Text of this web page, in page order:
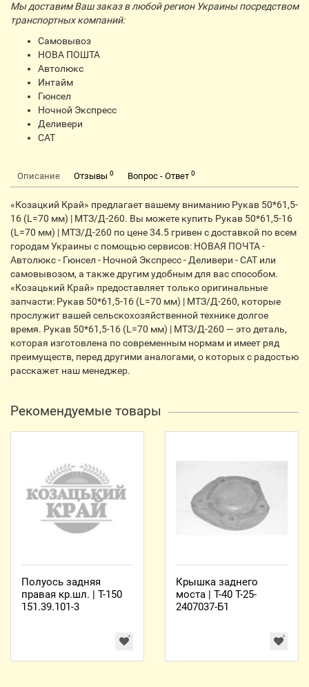
Мы доставим Ваш заказ в любой регион Украины посредством
транспортных компаний:
Самовывоз
НОВА ПОШТА
Автолюкс
Интайм
Гюнсел
Ночной Экспресс
Деливери
CАТ
Описание Отзывы 0 Вопрос - Ответ 0
«Козацкий Край» предлагает вашему вниманию Рукав 50*61,5-
16 (L=70 мм) | МТЗ/Д-260. Вы можете купить Рукав 50*61,5-16
(L=70 мм) | МТЗ/Д-260 по цене 34.5 гривен с доставкой по всем
городам Украины с помощью сервисов: НОВАЯ ПОЧТА -
Автолюкс - Гюнсел - Ночной Экспресс - Деливери - CАТ или
самовывозом, а также другим удобным для вас способом.
«Козацький Край» предоставляет только оригинальные
запчасти: Рукав 50*61,5-16 (L=70 мм) | МТЗ/Д-260, которые
прослужит вашей сельскохозяйственной технике долгое
время. Рукав 50*61,5-16 (L=70 мм) | МТЗ/Д-260 — это деталь,
которая изготовлена по современным нормам и имеет ряд
преимуществ, перед другими аналогами, о которых с радостью
расскажет наш менеджер.
Рекомендуемые товары
Полуось задняя
правая кр.шл. | Т-150
151.39.101-3
Крышка заднего
моста | Т-40 Т-25-
2407037-Б1